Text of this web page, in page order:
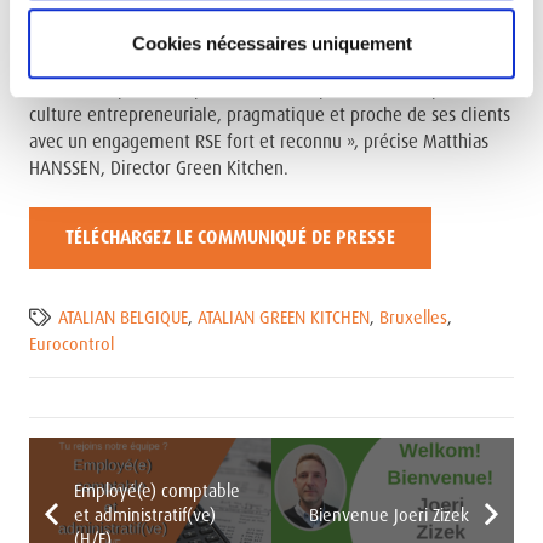
Cookies nécessaires uniquement
Notre rattachement au groupe ATALIAN SERVEST nous fait
bénéficier de la puissance d’un groupe international et l’agilité
culture entrepreneuriale, pragmatique et proche de ses clients
avec un engagement RSE fort et reconnu », précise Matthias
HANSSEN, Director Green Kitchen.
TÉLÉCHARGEZ LE COMMUNIQUÉ DE PRESSE
ATALIAN BELGIQUE, ATALIAN GREEN KITCHEN, Bruxelles,
Eurocontrol
Employé(e) comptable
et administratif(ve)
Bienvenue Joeri Zizek